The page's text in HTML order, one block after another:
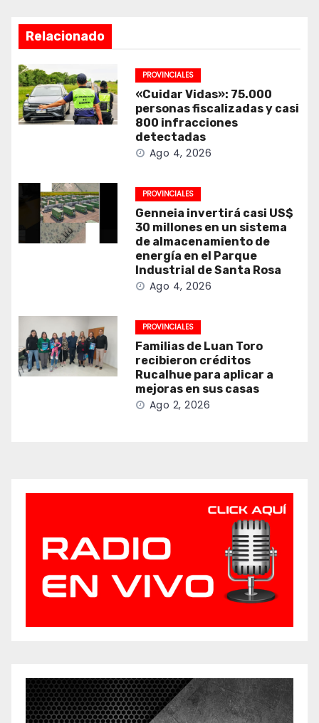
Relacionado
PROVINCIALES
«Cuidar Vidas»: 75.000
personas fiscalizadas y casi
800 infracciones
detectadas
Ago 4, 2026
PROVINCIALES
Genneia invertirá casi US$
30 millones en un sistema
de almacenamiento de
energía en el Parque
Industrial de Santa Rosa
Ago 4, 2026
PROVINCIALES
Familias de Luan Toro
recibieron créditos
Rucalhue para aplicar a
mejoras en sus casas
Ago 2, 2026